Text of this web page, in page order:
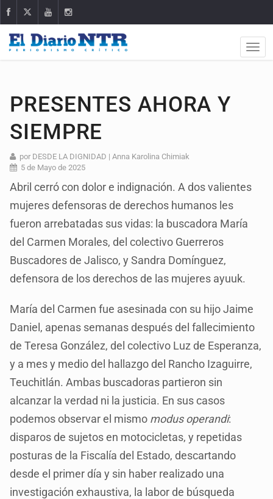
PRESENTES AHORA Y
SIEMPRE
por DESDE LA DIGNIDAD | Anna Karolina Chimiak
5 de Mayo de 2025
Abril cerró con dolor e indignación. A dos valientes
mujeres defensoras de derechos humanos les
fueron arrebatadas sus vidas: la buscadora María
del Carmen Morales, del colectivo Guerreros
Buscadores de Jalisco, y Sandra Domínguez,
defensora de los derechos de las mujeres ayuuk.
María del Carmen fue asesinada con su hijo Jaime
Daniel, apenas semanas después del fallecimiento
de Teresa González, del colectivo Luz de Esperanza,
y a mes y medio del hallazgo del Rancho Izaguirre,
Teuchitlán. Ambas buscadoras partieron sin
alcanzar la verdad ni la justicia. En sus casos
podemos observar el mismo modus operandi:
disparos de sujetos en motocicletas, y repetidas
posturas de la Fiscalía del Estado, descartando
desde el primer día y sin haber realizado una
investigación exhaustiva, la labor de búsqueda